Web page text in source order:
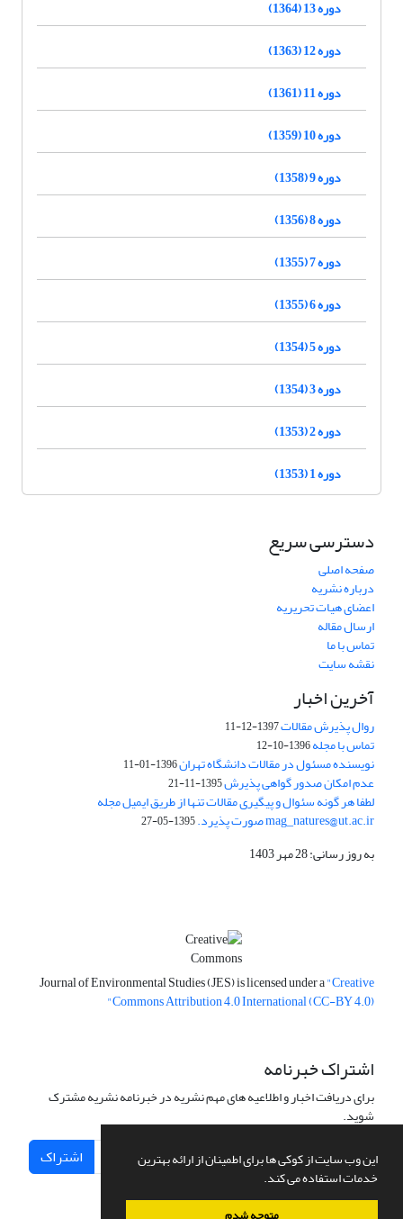
این وب سایت از کوکی ها برای اطمینان از ارائه بهترین
خدمات استفاده می کند.
دوره 13 (1364)
دوره 12 (1363)
دوره 11 (1361)
دوره 10 (1359)
دوره 9 (1358)
دوره 8 (1356)
دوره 7 (1355)
دوره 6 (1355)
دوره 5 (1354)
دوره 3 (1354)
دوره 2 (1353)
دوره 1 (1353)
دسترسی سریع
صفحه اصلی
درباره نشریه
اعضای هیات تحریریه
ارسال مقاله
تماس با ما
نقشه سایت
آخرین اخبار
روال پذیرش مقالات1397-12-11
تماس با مجله1396-10-12
نویسنده مسئول در مقالات دانشگاه تهران1396-01-11
عدم امکان صدور گواهی پذیرش1395-11-21
لطفا هر گونه سئوال و پیگیری مقالات تنها از طریق ایمیل مجله
mag_natures@ut.ac.ir صورت پذیرد. 1395-05-27
به روز رسانی: 28 مهر 1403
Journal of Environmental Studies (JES) is licensed under a"Creative
Commons Attribution 4.0 International (CC-BY 4.0)"
اشتراک خبرنامه
برای دریافت اخبار و اطلاعیه های مهم نشریه در خبرنامه نشریه مشترک
شوید.
اشتراک